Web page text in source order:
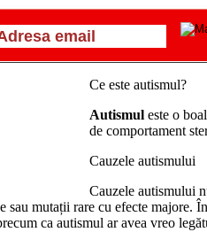
Publicat pe 10 sept.
V-ati intrebat
Ce este autismul?
Autismul este o
de comportament
Cauzele autismului
Cauzele autismului
sau mutații rare cu efecte majore.
ca autismul ar avea vreo